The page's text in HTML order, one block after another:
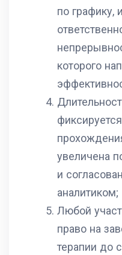
по графику,
которого
увеличена
и
аналитиком;
Любой
право на
терапии до